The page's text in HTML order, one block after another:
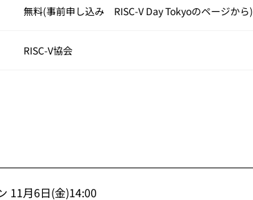
無料(事前申し込み RISC-V Day Tokyoのページから)
RISC-V協会
11月6日(金)14:00